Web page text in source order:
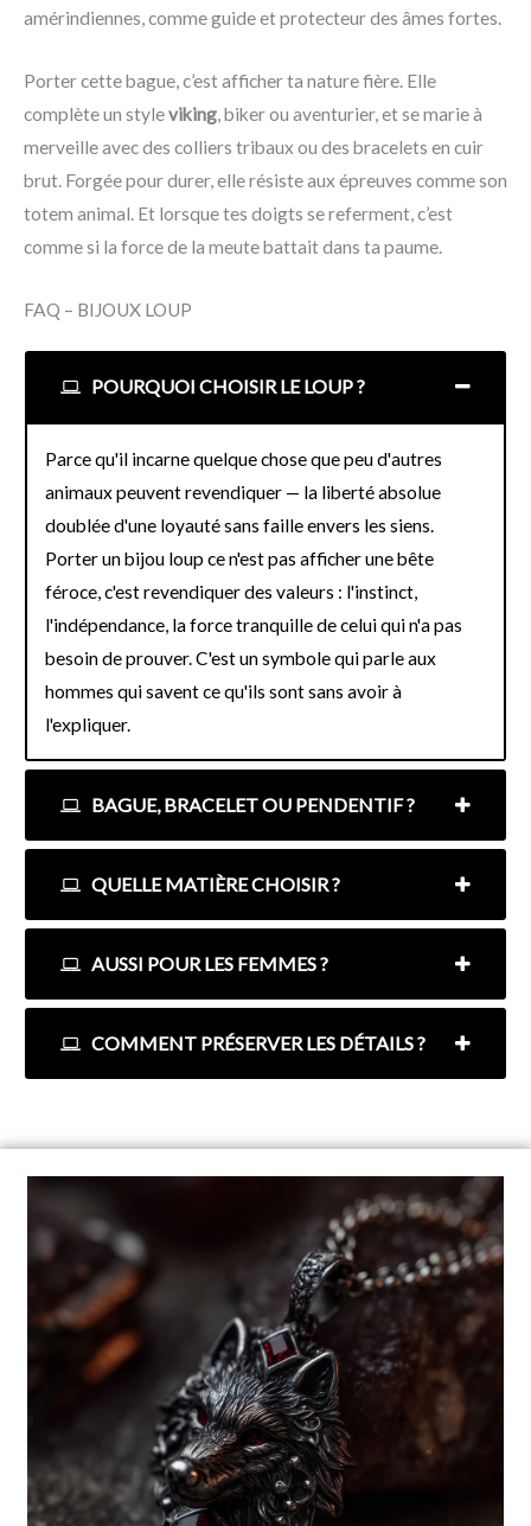
amérindiennes, comme guide et protecteur des âmes fortes.
Porter cette bague, c’est afficher ta nature fière. Elle
complète un styleviking, biker ou aventurier, et se marie à
merveille avec des colliers tribaux ou des bracelets en cuir
brut. Forgée pour durer, elle résiste aux épreuves comme son
totem animal. Et lorsque tes doigts se referment, c’est
comme si la force de la meute battait dans ta paume.
FAQ – BIJOUX LOUP
POURQUOI CHOISIR LE LOUP ?
Parce qu'il incarne quelque chose que peu d'autres
animaux peuvent revendiquer — la liberté absolue
doublée d'une loyauté sans faille envers les siens.
Porter un bijou loup ce n'est pas afficher une bête
féroce, c'est revendiquer des valeurs : l'instinct,
l'indépendance, la force tranquille de celui qui n'a pas
besoin de prouver. C'est un symbole qui parle aux
hommes qui savent ce qu'ils sont sans avoir à
l'expliquer.
BAGUE, BRACELET OU PENDENTIF ?
QUELLE MATIÈRE CHOISIR ?
AUSSI POUR LES FEMMES ?
COMMENT PRÉSERVER LES DÉTAILS ?